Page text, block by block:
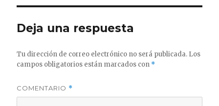
Deja una respuesta
Tu dirección de correo electrónico no será publicada. Los
campos obligatorios están marcados con *
COMENTARIO *